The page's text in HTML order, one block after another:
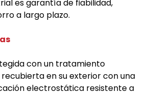
es garantía de fiabilidad,
a largo plazo.
con un tratamiento
en su exterior con una
electrostática resistente a